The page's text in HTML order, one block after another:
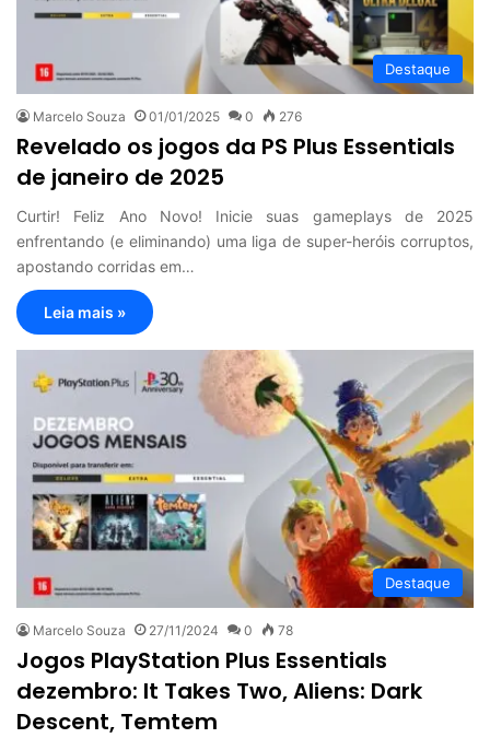
Destaque
Marcelo Souza 01/01/2025 0 276
Revelado os jogos da PS Plus Essentials
de janeiro de 2025
Curtir! Feliz Ano Novo! Inicie suas gameplays de 2025
enfrentando (e eliminando) uma liga de super-heróis corruptos,
apostando corridas em…
Leia mais »
Destaque
Marcelo Souza 27/11/2024 0 78
Jogos PlayStation Plus Essentials
dezembro: It Takes Two, Aliens: Dark
Descent, Temtem